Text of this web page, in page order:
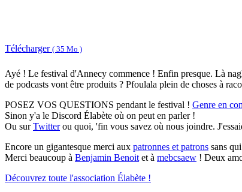
Télécharger ( 35 Mo )
Ayé ! Le festival d'Annecy commence ! Enfin presque. Là
de podcasts vont être produits ? Pfoulala plein de choses à
POSEZ VOS QUESTIONS pendant le festival ! Genre en
Sinon y'a le Discord Élabète où on peut en parler !
Ou surTwitterou quoi, 'fin vous savez où nous joindre.
Encore un gigantesque merci aux patronnes et patrons sans
Merci beaucoup à Benjamin Benoit et à mebcsaew ! Deux
Découvrez toute l'association Élabète !